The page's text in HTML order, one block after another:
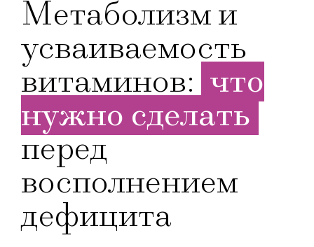
Метаболизм и
усваиваемость
витаминов: что
нужно сделать
перед
восполнением
дефицита